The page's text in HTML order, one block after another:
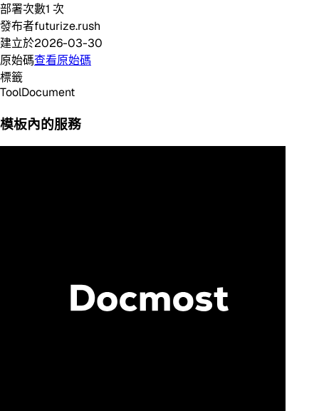
部署次數1 次
發布者futurize.rush
建立於2026-03-30
原始碼查看原始碼
標籤
ToolDocument
模板內的服務